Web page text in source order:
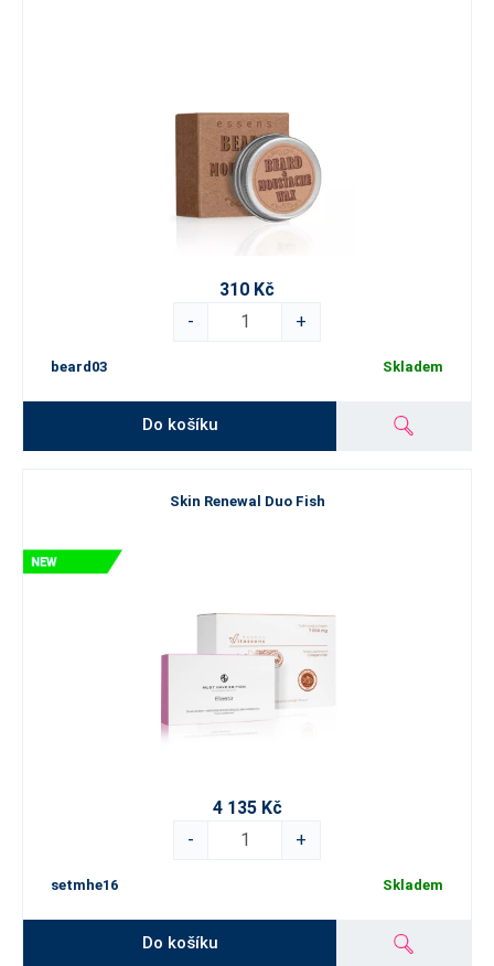
310 Kč
-
+
beard03 Skladem
Do košíku
Skin Renewal Duo Fish
4 135 Kč
-
+
setmhe16 Skladem
Do košíku